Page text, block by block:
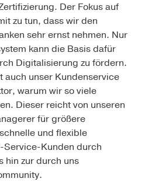
Der Fokus auf
zu tun, dass wir den
sehr ernst nehmen. Nur
kann die Basis dafür
Digitalisierung zu fördern.
auch unser Kundenservice
warum wir so viele
Dieser reicht von unseren
für größere
und flexible
Service-Kunden durch
hin zur durch uns